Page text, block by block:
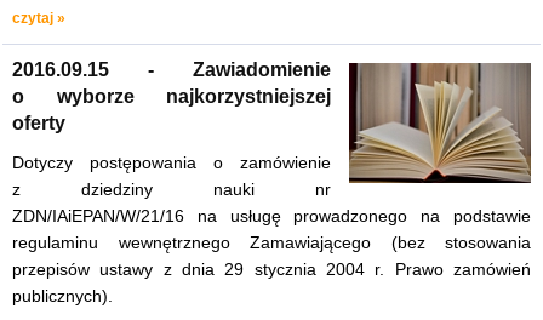
czytaj »
2016.09.15 - Zawiadomienie
o wyborze najkorzystniejszej
oferty
Dotyczy postępowania o zamówienie
z dziedziny nauki nr
ZDN/IAiEPAN/W/21/16 na usługę prowadzonego na podstawie
regulaminu wewnętrznego Zamawiającego (bez stosowania
przepisów ustawy z dnia 29 stycznia 2004 r. Prawo zamówień
publicznych).